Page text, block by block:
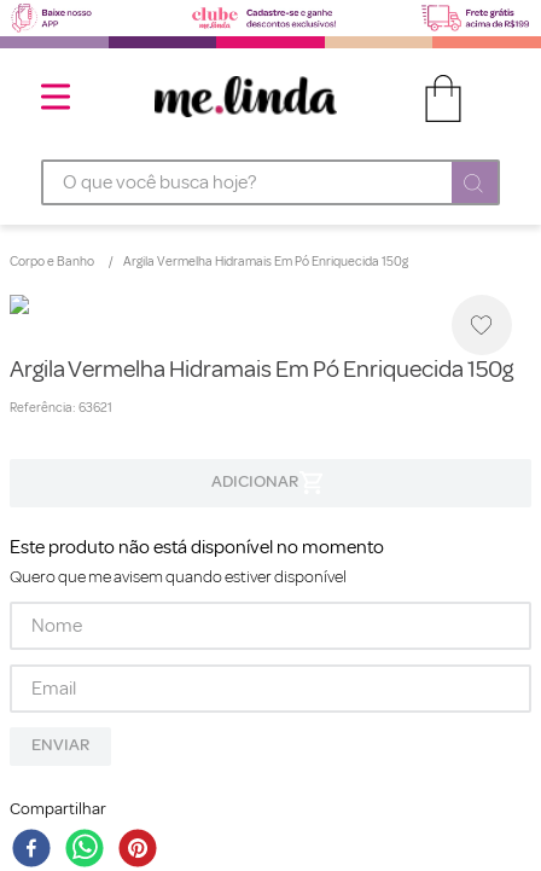
O que você busca hoje?
Corpo e Banho Argila Vermelha Hidramais Em Pó Enriquecida 150g
Argila Vermelha Hidramais Em Pó Enriquecida 150g
Referência: 63621
Este produto não está disponível no momento
Quero que me avisem quando estiver disponível
ENVIAR
Compartilhar